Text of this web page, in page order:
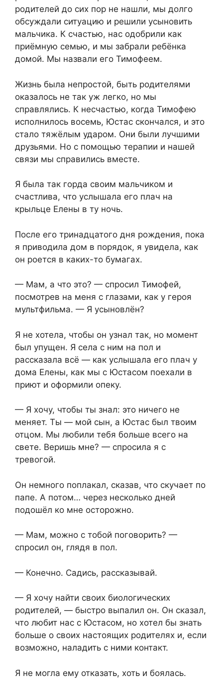
родителей до сих пор не нашли, мы долго
обсуждали ситуацию и решили усыновить
мальчика. К счастью, нас одобрили как
приёмную семью, и мы забрали ребёнка
домой. Мы назвали его Тимофеем.
Жизнь была непростой, быть родителями
оказалось не так уж легко, но мы
справлялись. К несчастью, когда Тимофею
исполнилось восемь, Юстас скончался, и это
стало тяжёлым ударом. Они были лучшими
друзьями. Но с помощью терапии и нашей
связи мы справились вместе.
Я была так горда своим мальчиком и
счастлива, что услышала его плач на
крыльце Елены в ту ночь.
После его тринадцатого дня рождения, пока
я приводила дом в порядок, я увидела, как
он роется в каких-то бумагах.
— Мам, а что это? — спросил Тимофей,
посмотрев на меня с глазами, как у героя
мультфильма. — Я усыновлён?
Я не хотела, чтобы он узнал так, но момент
был упущен. Я села с ним на пол и
рассказала всё — как услышала его плач у
дома Елены, как мы с Юстасом поехали в
приют и оформили опеку.
— Я хочу, чтобы ты знал: это ничего не
меняет. Ты — мой сын, а Юстас был твоим
отцом. Мы любили тебя больше всего на
свете. Веришь мне? — спросила я с
тревогой.
Он немного поплакал, сказав, что скучает по
папе. А потом… через несколько дней
подошёл ко мне осторожно.
— Мам, можно с тобой поговорить? —
спросил он, глядя в пол.
— Конечно. Садись, рассказывай.
— Я хочу найти своих биологических
родителей, — быстро выпалил он. Он сказал,
что любит нас с Юстасом, но хотел бы знать
больше о своих настоящих родителях и, если
возможно, наладить с ними контакт.
Я не могла ему отказать, хоть и боялась.